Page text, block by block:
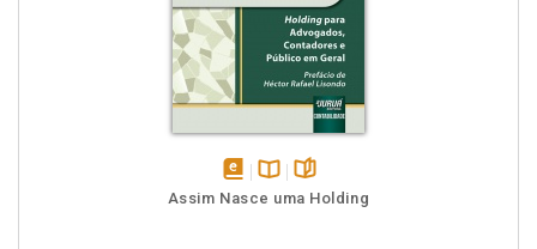
disponívelDisponível
páginas
Assim Nasce uma Holding